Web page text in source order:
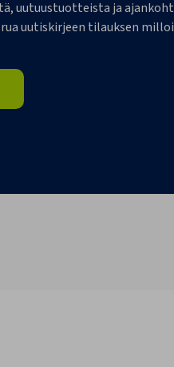
uutuustuotteista ja
uutiskirjeen tilauksen